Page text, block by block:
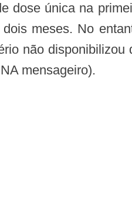
meses. No
não
mensageiro).